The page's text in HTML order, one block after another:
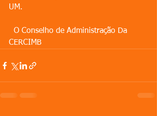
UM.
O Conselho de Administração Da
CERCIMB